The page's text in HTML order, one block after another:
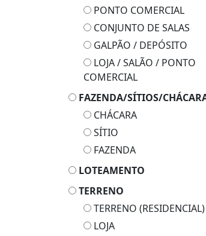
PONTO COMERCIAL
CONJUNTO DE SALAS
GALPÃO / DEPÓSITO
LOJA / SALÃO / PONTO
COMERCIAL
FAZENDA/SÍTIOS/
CHÁCARA
SÍTIO
FAZENDA
LOTEAMENTO
TERRENO
TERRENO (RESIDENCIAL)
LOJA